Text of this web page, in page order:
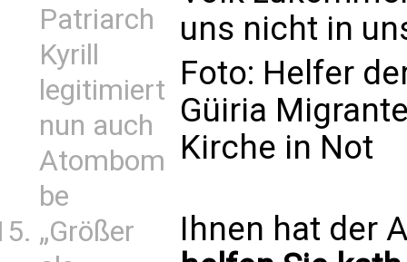
Patriarch
Kyrill
legitimiert
nun auch
Atombom
be
„Größer
uns nicht in
Foto: Helfer
Güiria
Kirche in Not
Ihnen hat der